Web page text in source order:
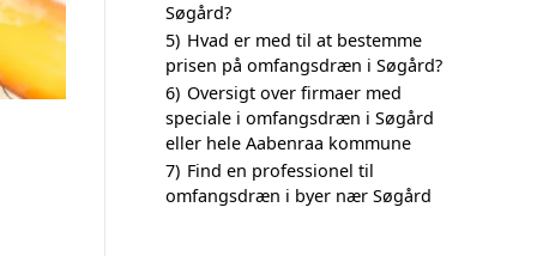
Søgård?
5) Hvad er med til at bestemme
prisen på omfangsdræn i Søgård?
6) Oversigt over firmaer med
speciale i omfangsdræn i Søgård
eller hele Aabenraa kommune
7) Find en professionel til
omfangsdræn i byer nær Søgård